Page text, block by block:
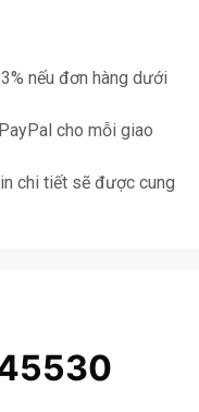
nếu đơn hàng dưới
cho mỗi giao
chi tiết sẽ được cung